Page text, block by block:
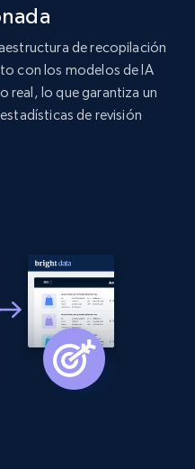
Model number,
Manufacturer,
Model number,
Manufacturer,
Comenzar ahora
de recopilación
con los modelos de IA
real, lo que garantiza un
de revisión